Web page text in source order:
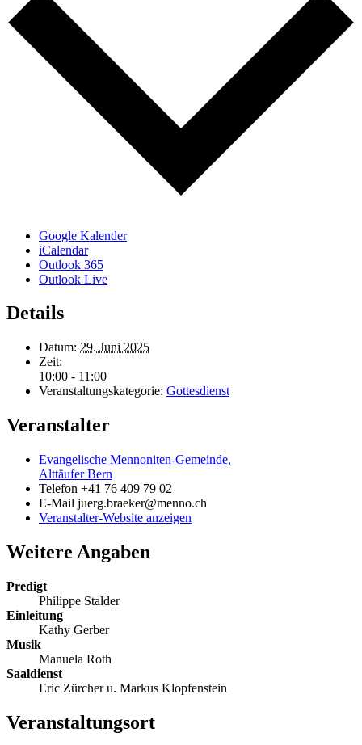
Google Kalender
iCalendar
Outlook 365
Outlook Live
Details
Datum: 29. Juni 2025
Zeit:
10:00 - 11:00
Veranstaltungskategorie: Gottesdienst
Veranstalter
Evangelische Mennoniten-Gemeinde,
Alttäufer Bern
Telefon +41 76 409 79 02
E-Mail juerg.braeker@menno.ch
Veranstalter-Website anzeigen
Weitere Angaben
Predigt
Philippe Stalder
Einleitung
Kathy Gerber
Musik
Manuela Roth
Saaldienst
Eric Zürcher u. Markus Klopfenstein
Veranstaltungsort